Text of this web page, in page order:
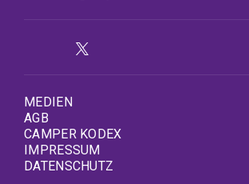
MEDIEN
AGB
CAMPER KODEX
IMPRESSUM
DATENSCHUTZ